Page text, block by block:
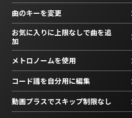
曲のキーを変更
お気に入りに上限なしで曲を追
加
メトロノームを使用
コード譜を自分用に編集
動画プラスでスキップ制限なし